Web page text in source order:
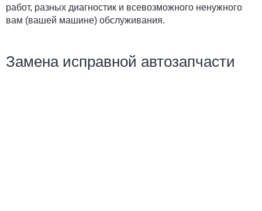
работ, разных диагностик и всевозможного ненужного
вам (вашей машине) обслуживания.
Замена исправной автозапчасти